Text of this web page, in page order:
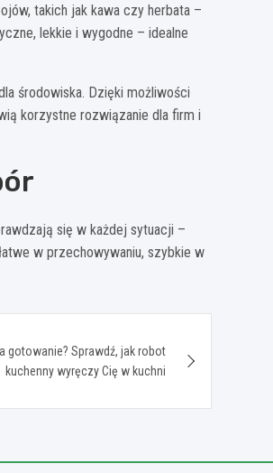
takich jak kawa czy herbata –
lekkie i wygodne – idealne
środowiska. Dzięki możliwości
korzystne rozwiązanie dla firm i
się w każdej sytuacji –
w przechowywaniu, szybkie w
gotowanie? Sprawdź, jak robot
kuchenny wyręczy Cię w kuchni